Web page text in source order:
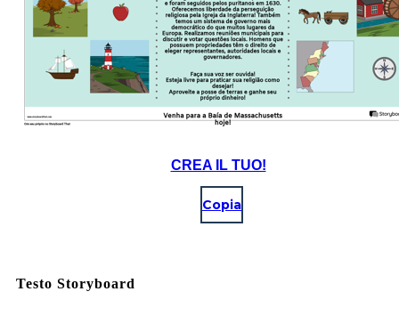
CREA IL TUO!
Copia
Testo Storyboard